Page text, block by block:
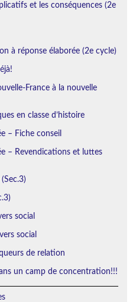
et les conséquences (2e
à réponse élaborée (2e cycle)
France à la nouvelle
en classe d’histoire
– Fiche conseil
– Revendications et luttes
social
social
de relation
un camp de concentration!!!